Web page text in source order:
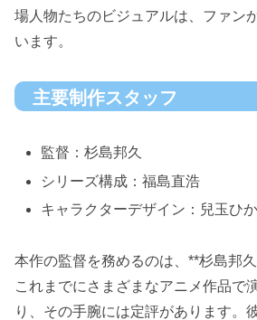
場人物たちのビジュアルは、ファン
います。
主要制作スタッフ
監督：杉島邦久
シリーズ構成：福島直浩
キャラクターデザイン：兒玉ひ
本作の監督を務めるのは、**杉島邦
これまでにさまざまなアニメ作品で
り、その手腕には定評があります。